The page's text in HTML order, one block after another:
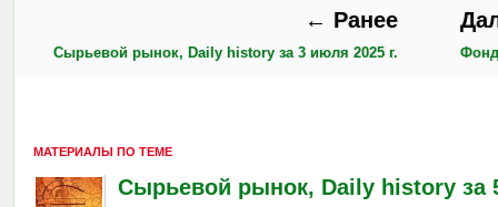
← Ранее
Сырьевой рынок, Daily history за 3 июля 2025 г.
МАТЕРИАЛЫ ПО ТЕМЕ
Сырьевой рынок, Daily history за